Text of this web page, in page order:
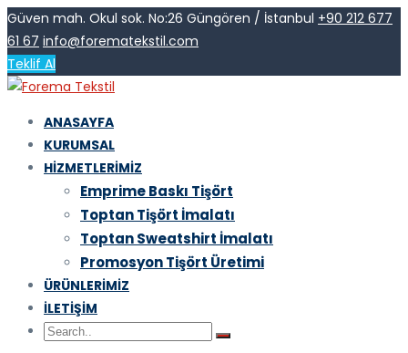
Güven mah. Okul sok. No:26 Güngören / İstanbul +90 212 677
61 67 info@forematekstil.com
Teklif Al
ANASAYFA
KURUMSAL
HIZMETLERIMIZ
Emprime Baskı Tişört
Toptan Tişört İmalatı
Toptan Sweatshirt İmalatı
Promosyon Tişört Üretimi
ÜRÜNLERIMIZ
İLETIŞIM